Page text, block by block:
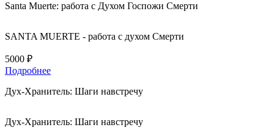
Santa Muerte: работа с Духом Госпожи Смерти
SANTA MUERTE - работа с духом Смерти
5000 ₽
Подробнее
Дух-Хранитель: Шаги навстречу
Дух-Хранитель: Шаги навстречу